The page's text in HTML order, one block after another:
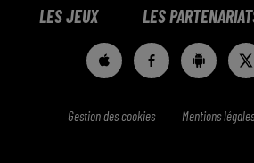
LES JEUX LES
Gestion des cookies Mentions légales